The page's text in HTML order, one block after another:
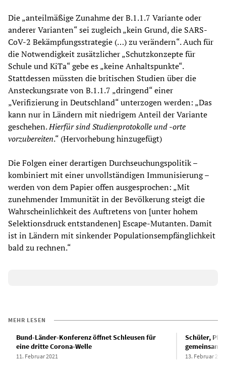
Die „anteilmäßige Zunahme der B.1.1.7 Variante oder
anderer Varianten“ sei zugleich „kein Grund, die SARS-
CoV-2 Bekämpfungsstrategie (…) zu verändern“. Auch für
die Notwendigkeit zusätzlicher „Schutzkonzepte für
Schule und KiTa“ gebe es „keine Anhaltspunkte“.
Stattdessen müssten die britischen Studien über die
Ansteckungsrate von B.1.1.7 „dringend“ einer
„Verifizierung in Deutschland“ unterzogen werden: „Das
kann nur in Ländern mit niedrigem Anteil der Variante
geschehen.Hierfür sind Studienprotokolle und -orte
vorzubereiten.“ (Hervorhebung hinzugefügt)
Die Folgen einer derartigen Durchseuchungspolitik –
kombiniert mit einer unvollständigen Immunisierung –
werden von dem Papier offen ausgesprochen: „Mit
zunehmender Immunität in der Bevölkerung steigt die
Wahrscheinlichkeit des Auftretens von [unter hohem
Selektionsdruck entstandenen] Escape-Mutanten. Damit
ist in Ländern mit sinkender Populationsempfänglichkeit
bald zu rechnen.“
MEHR LESEN
Bund-Länder-Konferenz öffnet Schleusen für
eine dritte Corona-Welle
11. Februar 2021
Schüler,
13. Februar